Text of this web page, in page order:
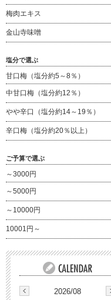
梅肉エキス
金山寺味噌
塩分で選ぶ
甘口梅（塩分約5～8％）
中甘口梅（塩分約12％）
やや辛口（塩分約14～19％）
辛口梅（塩分約20％以上）
ご予算で選ぶ
～3000円
～5000円
～10000円
10001円～
2026/08